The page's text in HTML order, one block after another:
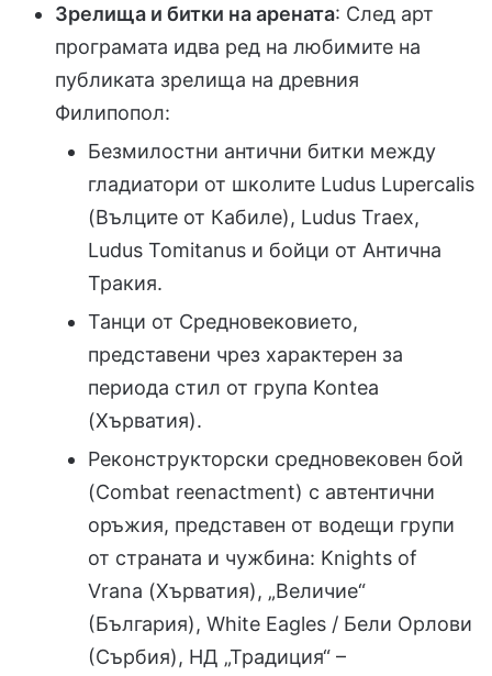
Зрелища и битки на арената: След арт
програмата идва ред на любимите на
публиката зрелища на древния
Филипопол:
Безмилостни антични битки между
гладиатори от школите Ludus Lupercalis
(Вълците от Кабиле), Ludus Traex,
Ludus Tomitanus и бойци от Антична
Тракия.
Танци от Средновековието,
представени чрез характерен за
периода стил от група Kontea
(Хърватия).
Реконструкторски средновековен бой
(Combat reenactment) с автентични
оръжия, представен от водещи групи
от страната и чужбина: Knights of
Vrana (Хърватия), „Величие“
(България), White Eagles / Бели Орлови
(Сърбия), НД „Традиция“ –